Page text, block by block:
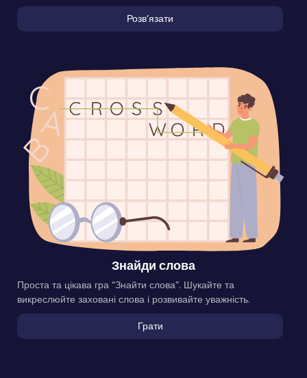
Розвʼязати
Знайди слова
Проста та цікава гра “Знайти слова”. Шукайте та
викреслюйте заховані слова і розвивайте уважність.
Грати